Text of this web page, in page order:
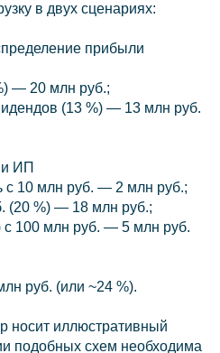
в двух сценариях:
прибыли
— 20 млн руб.;
(13 %) — 13 млн руб.
ИП
10 млн руб. — 2 млн руб.;
(20 %) — 18 млн руб.;
100 млн руб. — 5 млн руб.
руб. (или ~24 %).
носит иллюстративный
подобных схем необходима